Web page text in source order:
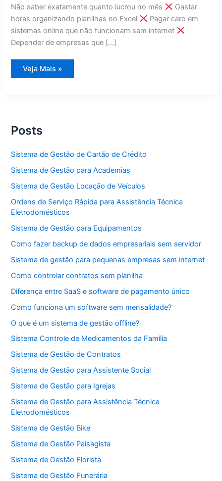
Não saber exatamente quanto lucrou no mês
Gastar
horas organizando planilhas no Excel
Pagar caro em
sistemas online que não funcionam sem internet
Depender de empresas que […]
Sistema
de
Veja Mais »
Posts
Sistema de Gestão de Cartão de Crédito
Sistema de Gestão para Academias
Sistema de Gestão Locação de Veículos
Ordens de Serviço Rápida para Assistência Técnica
Eletrodomésticos
Sistema de Gestão para Equipamentos
Como fazer backup de dados empresariais sem servidor
Sistema de gestão para pequenas empresas sem internet
Como controlar contratos sem planilha
Diferença entre SaaS e software de pagamento único
Como funciona um software sem mensalidade?
O que é um sistema de gestão offline?
Sistema Controle de Medicamentos da Família
Sistema de Gestão de Contratos
Sistema de Gestão para Assistente Social
Sistema de Gestão para Igrejas
Sistema de Gestão para Assistência Técnica
Eletrodomésticos
Sistema de Gestão Bike
Sistema de Gestão Paisagista
Sistema de Gestão Florista
Sistema de Gestão Funerária